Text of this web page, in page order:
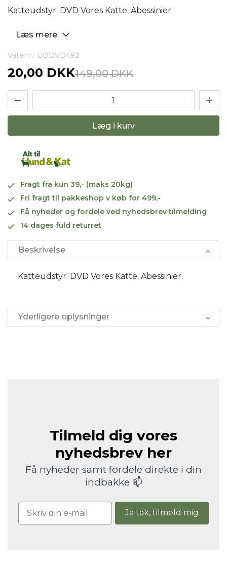
Katteudstyr. DVD Vores Katte. Abessinier
Læs mere
Varenr.: UDDVD492
20,00 DKK149,00 DKK
Læg i kurv
Fragt fra kun 39,- (maks 20kg)
Fri fragt til pakkeshop v køb for 499,-
Få nyheder og fordele ved nyhedsbrev tilmelding
14 dages fuld returret
Beskrivelse
Katteudstyr. DVD Vores Katte. Abessinier
Yderligere oplysninger
Tilmeld dig vores
nyhedsbrev her
Få nyheder samt fordele direkte i din
indbakke 📫
Ja tak, tilmeld mig